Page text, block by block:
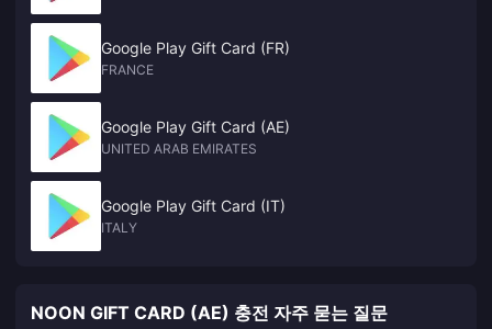
Google Play Gift Card (FR)
FRANCE
Google Play Gift Card (AE)
UNITED ARAB EMIRATES
Google Play Gift Card (IT)
ITALY
NOON GIFT CARD (AE) 충전 자주 묻는 질문